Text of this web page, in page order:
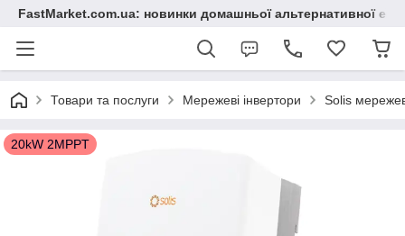
FastMarket.com.ua: новинки домашньої альтернативної
Товари та послуги Мережеві інвертори Solis
20kW 2MPPT